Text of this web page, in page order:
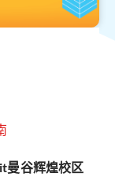
曼谷辉煌校区